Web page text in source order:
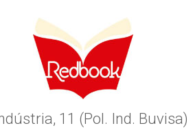
11 (Pol. Ind. Buvisa)